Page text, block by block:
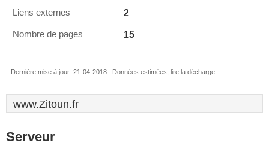
Liens externes 2
Nombre de pages 15
Dernière mise à jour: 21-04-2018 . Données estimées, lire la décharge.
www.Zitoun.fr
Serveur